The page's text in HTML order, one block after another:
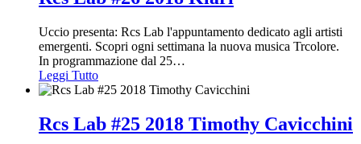
Uccio presenta: Rcs Lab l'appuntamento dedicato agli artisti
emergenti. Scopri ogni settimana la nuova musica Trcolore.
In programmazione dal 25…
Leggi Tutto
Rcs Lab #25 2018 Timothy Cavicchini